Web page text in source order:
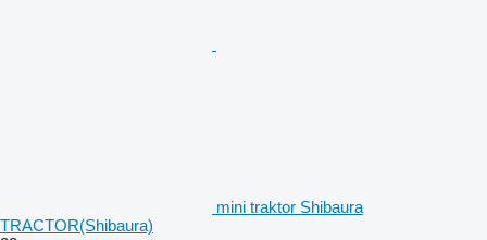
mini traktor Shibaura
TRACTOR(Shibaura)